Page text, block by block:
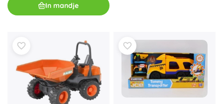
In mandje